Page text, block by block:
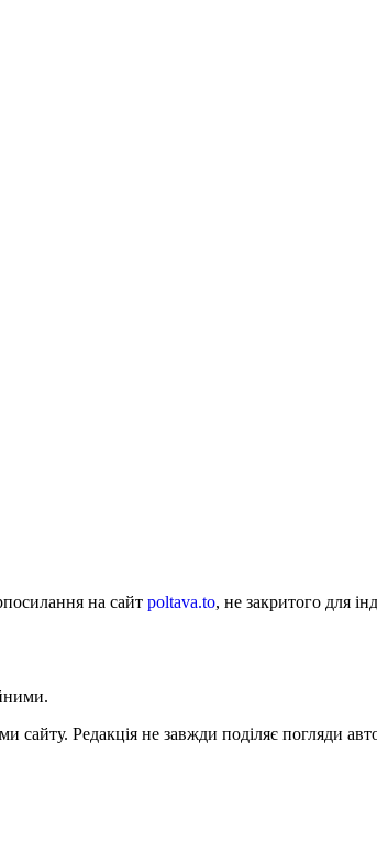
на сайт poltava.to, не закритого для
сайту. Редакція не завжди поділяє погляди